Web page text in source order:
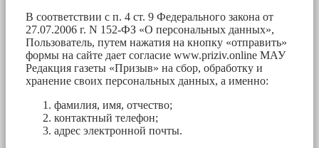
В соответствии с п. 4 ст. 9 Федерального закона от
27.07.2006 г. N 152-ФЗ «О персональных данных»,
Пользователь, путем нажатия на кнопку «отправить»
формы на сайте дает согласие www.priziv.online МАУ
Редакция газеты «Призыв» на сбор, обработку и
хранение своих персональных данных, а именно:
фамилия, имя, отчество;
контактный телефон;
адрес электронной почты.